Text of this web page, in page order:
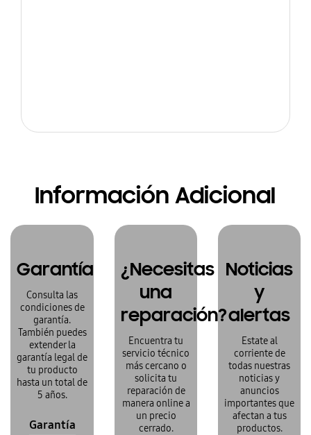
Información Adicional
Garantía
Consulta las
condiciones de
garantía.
También puedes
extender la
garantía legal de
tu producto
hasta un total de
5 años.
Garantía
¿Necesitas
una
reparación?
Encuentra tu
servicio técnico
más cercano o
solicita tu
reparación de
manera online a
un precio
cerrado.
Noticias
y
alertas
Estate al
corriente de
todas nuestras
noticias y
anuncios
importantes que
afectan a tus
productos.